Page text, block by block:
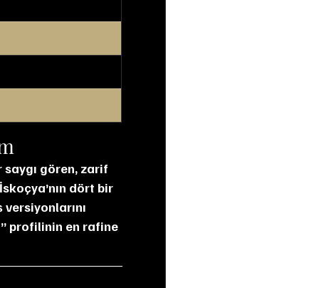
saygı gören, zarif
dört bir
profilinin en rafine